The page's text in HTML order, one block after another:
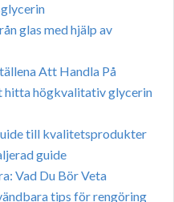
glas med hjälp av
Att Handla På
hitta högkvalitativ glycerin
till kvalitetsprodukter
guide
Vad Du Bör Veta
tips för rengöring